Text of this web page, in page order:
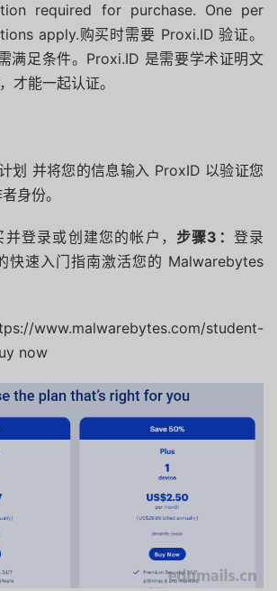
required for purchase. One per
apply.购买时需要 Proxi.ID 验证。
满足条件。Proxi.ID 是需要学术证明文
才能一起认证。
划 并将您的信息输入 ProxID 以验证您
身份。
并登录或创建您的帐户， 步骤3： 登录
快速入门指南激活您的 Malwarebytes
www.malwarebytes.com/student-
now